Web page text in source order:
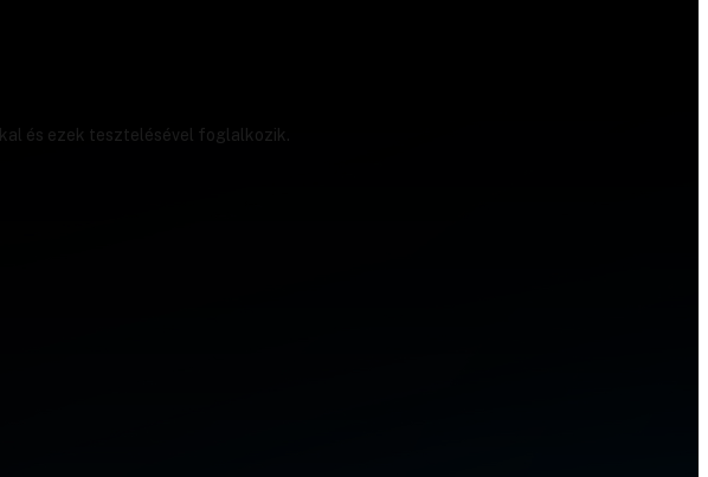
és ezek tesztelésével foglalkozik.